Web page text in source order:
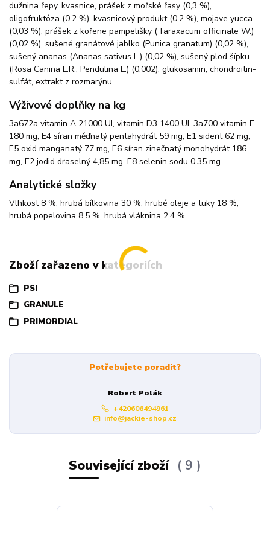
dužnina řepy, kvasnice, prášek z mořské řasy (0,3 %),
oligofruktóza (0,2 %), kvasnicový produkt (0,2 %), mojave yucca
(0,03 %), prášek z kořene pampelišky (Taraxacum officinale W.)
(0,02 %), sušené granátové jablko (Punica granatum) (0,02 %),
sušený ananas (Ananas sativus L.) (0,02 %), sušený plod šípku
(Rosa Canina L.R., Pendulina L.) (0,002), glukosamin, chondroitin-
sulfát, extrakt z rozmarýnu.
Výživové doplňky na kg
3a672a vitamin A 21000 UI, vitamin D3 1400 UI, 3a700 vitamin E
180 mg, E4 síran měďnatý pentahydrát 59 mg, E1 siderit 62 mg,
E5 oxid manganatý 77 mg, E6 síran zinečnatý monohydrát 186
mg, E2 jodid draselný 4,85 mg, E8 selenin sodu 0,35 mg.
Analytické složky
Vlhkost 8 %, hrubá bílkovina 30 %, hrubé oleje a tuky 18 %,
hrubá popelovina 8,5 %, hrubá vláknina 2,4 %.
Zboží zařazeno v kategoriích
PSI
GRANULE
PRIMORDIAL
Potřebujete poradit?
Robert Polák
+420606494961
info@jackie-shop.cz
Související zboží 9